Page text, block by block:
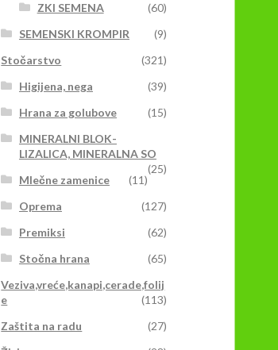
ZKI SEMENA
(60)
SEMENSKI KROMPIR
(9)
Stočarstvo
(321)
Higijena, nega
(39)
Hrana za golubove
(15)
MINERALNI BLOK-
LIZALICA, MINERALNA SO
(25)
Mlečne zamenice
(11)
Oprema
(127)
Premiksi
(62)
Stočna hrana
(65)
Veziva,vreće,kanapi,cerade,folij
e
(113)
Zaštita na radu
(27)